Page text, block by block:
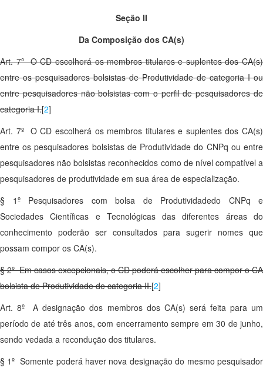
Seção II
Da Composição dos CA(s)
Art. 7º O CD escolherá os membros titulares e suplentes dos CA(s)
entre os pesquisadores bolsistas de Produtividade de categoria I ou
entre pesquisadores não bolsistas com o perfil de pesquisadores de
categoria I.[2]
Art. 7º O CD escolherá os membros titulares e suplentes dos CA(s)
entre os pesquisadores bolsistas de Produtividade do CNPq ou entre
pesquisadores não bolsistas reconhecidos como de nível compatível a
pesquisadores de produtividade em sua área de especialização.
§ 1º Pesquisadores com bolsa de Produtividadedo CNPq e
Sociedades Científicas e Tecnológicas das diferentes áreas do
conhecimento poderão ser consultados para sugerir nomes que
possam compor os CA(s).
§ 2º Em casos excepcionais, o CD poderá escolher para compor o CA
bolsista de Produtividade de categoria II.[2]
Art. 8º A designação dos membros dos CA(s) será feita para um
período de até três anos, com encerramento sempre em 30 de junho,
sendo vedada a recondução dos titulares.
§ 1º Somente poderá haver nova designação do mesmo pesquisador